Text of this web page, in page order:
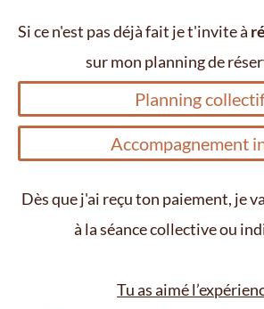
Si ce n'est pas déjà fait je t'invite à
sur mon planning de
Planning
Accompagnement
Dès que j'ai reçu ton paiement, je
à la séance collective ou
Tu as aimé